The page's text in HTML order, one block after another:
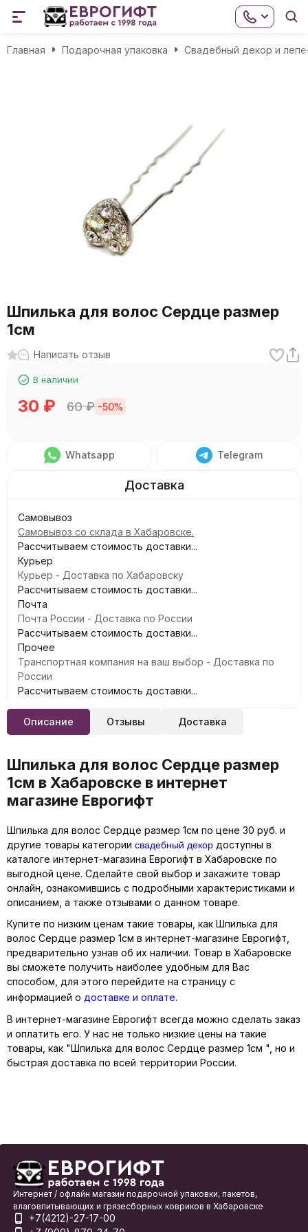
Главная Подарочная упаковка Свадебный декор и
Шпилька для волос Сердце размер
1см
Написать отзыв
В наличии
30 ₽ 60₽ -50%
Whatsapp Telegram
Самовывоз
Самовывоз со склада в Хабаровске.
Рассчитываем стоимость доставки...
Курьер
Курьер - Доставка по Хабаровску
Рассчитываем стоимость доставки...
Почта
Почта России - Доставка по России
Рассчитываем стоимость доставки...
Прочее
Транспортная компания на ваш выбор - Доставка по
России
Рассчитываем стоимость доставки...
Описание Отзывы Доставка
Шпилька для волос Сердце размер
1см в Хабаровске в интернет
магазине Еврогифт
Шпилька для волос Сердце размер 1см по цене 30 руб. и
другие товары категории свадебный декор доступны в
каталоге интернет-магазина Еврогифт в Хабаровске по
выгодной цене. Сделайте свой выбор и закажите товар
онлайн, ознакомившись с подробными характеристиками и
описанием, а также отзывами о данном товаре.
Купите по низким ценам такие товары, как Шпилька для
волос Сердце размер 1см в интернет-магазине Еврогифт,
предварительно узнав об их наличии. Товар в Хабаровске
вы сможете получить наиболее удобным для Вас
способом, для этого перейдите на страницу с
информацией о доставке и оплате.
В интернет-магазине Еврогифт всегда можно сделать заказ
и оплатить его. У нас не только низкие цены на такие
товары, как "Шпилька для волос Сердце размер 1см ", но и
быстрая доставка по всей территории России.
Интернет / офлайн магазин подарочной упаковки, пакетов,
влаговпитывающих и грязесборных ковриков в Хабаровске
+7(4212)-27-17-00